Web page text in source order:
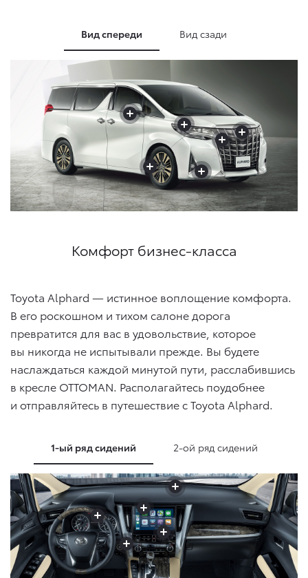
Вид спереди Вид сзади
+
+
+
+
+
+
+
+
+
Комфорт бизнес-класса
Toyota Alphard — истинное воплощение комфорта.
В его роскошном и тихом салоне дорога
превратится для вас в удовольствие, которое
вы никогда не испытывали прежде. Вы будете
наслаждаться каждой минутой пути, расслабившись
в кресле OTTOMAN. Располагайтесь поудобнее
и отправляйтесь в путешествие с Toyota Alphard.
1-ый ряд сидений 2-ой ряд сидений
+
+
+
+
+
+
+
+
+ +